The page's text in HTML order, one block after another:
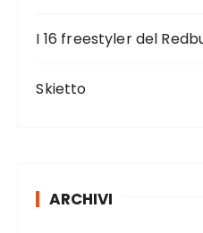
I 16 freestyler del
Skietto
ARCHIVI